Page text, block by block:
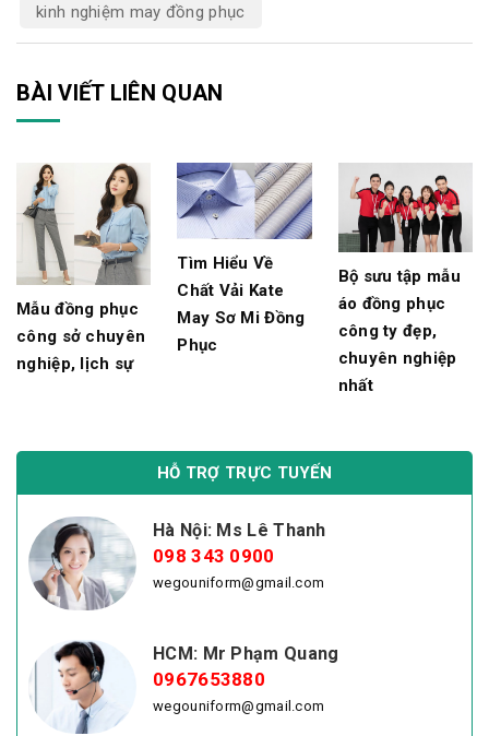
kinh nghiệm may đồng phục
BÀI VIẾT LIÊN QUAN
Mẫu đồng phục
công sở chuyên
nghiệp, lịch sự
Tìm Hiểu Về
Chất Vải Kate
May Sơ Mi Đồng
Phục
Bộ sưu tập mẫu
áo đồng phục
công ty đẹp,
chuyên nghiệp
nhất
HỖ TRỢ TRỰC TUYẾN
Hà Nội: Ms Lê Thanh
098 343 0900
wegouniform@gmail.com
HCM: Mr Phạm Quang
0967653880
wegouniform@gmail.com